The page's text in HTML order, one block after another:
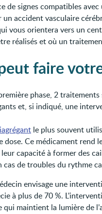
de signes compatibles
un accident vasculaire
vous orientera vers un
réalisés et où un
faire
phase, 2
et, si indiqué, une
le plus souvent
dose. Ce médicament rend
capacité à former des
cas de troubles du rythme
envisage une
à plus de 70 %.
qui maintient la lumière de